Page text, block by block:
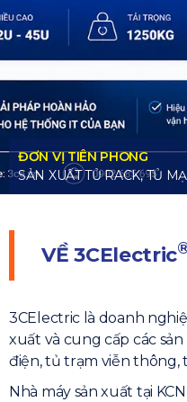
VỀ3CElectric
3CElectric là doanh
xuất và cung cấp các
điện, tủ trạm viễn thông,
Nhà máy sản xuất tại